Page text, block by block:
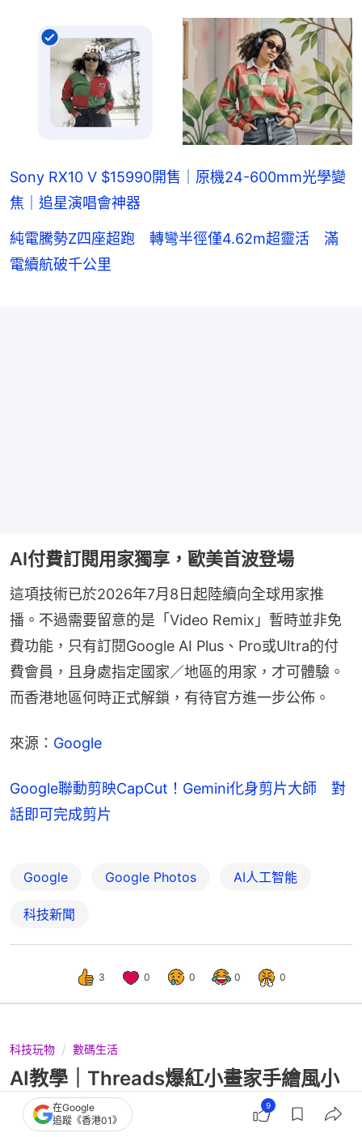
Sony RX10 V $15990開售｜原機24-600mm光學變
焦｜追星演唱會神器
純電騰勢Z四座超跑 轉彎半徑僅4.62m超靈活 滿
電續航破千公里
AI付費訂閱用家獨享，歐美首波登場
這項技術已於2026年7月8日起陸續向全球用家推
播。不過需要留意的是「Video Remix」暫時並非免
費功能，只有訂閱Google AI Plus、Pro或Ultra的付
費會員，且身處指定國家／地區的用家，才可體驗。
而香港地區何時正式解鎖，有待官方進一步公佈。
來源： Google
Google聯動剪映CapCut！Gemini化身剪片大師 對
話即可完成剪片
Google Google Photos AI人工智能
科技新聞
3 0 0 0 0
科技玩物 數碼生活
AI教學｜Threads爆紅小畫家手繪風小
學雞塗鴉改圖｜附ChatGPT指令
在Google
追蹤《香港01》
9